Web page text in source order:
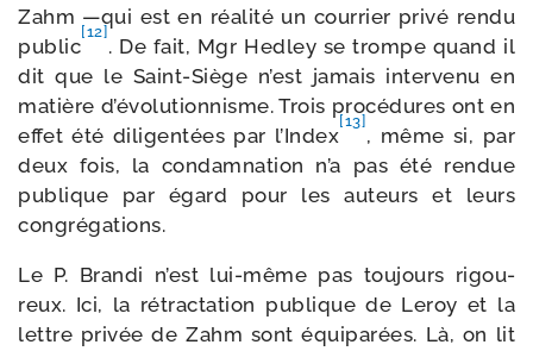
Zahm —qui est en réa­li­té un cour­rier pri­vé ren­du
public
[12]
. De fait, Mgr Hedley se trompe quand il
dit que le Saint-​Siège n’est jamais inter­ve­nu en
matière d’évolutionnisme. Trois pro­cé­dures ont en
effet été dili­gen­tées par l’Index
[13]
, même si, par
deux fois, la condam­na­tion n’a pas été ren­due
publique par égard pour les auteurs et leurs
congrégations.
Le P. Brandi n’est lui-​même pas tou­jours rigou­
reux. Ici, la rétrac­ta­tion publique de Leroy et la
lettre pri­vée de Zahm sont équi­pa­rées. Là, on lit